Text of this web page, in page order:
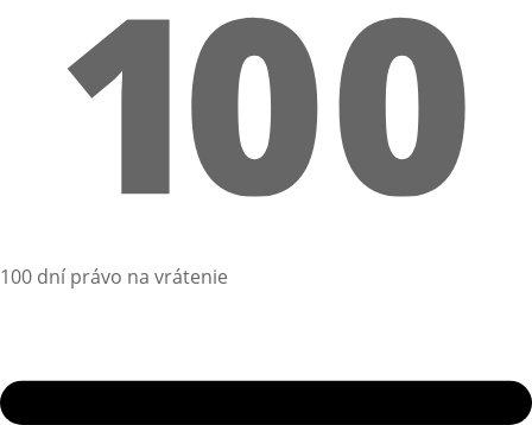
100 dní právo na vrátenie